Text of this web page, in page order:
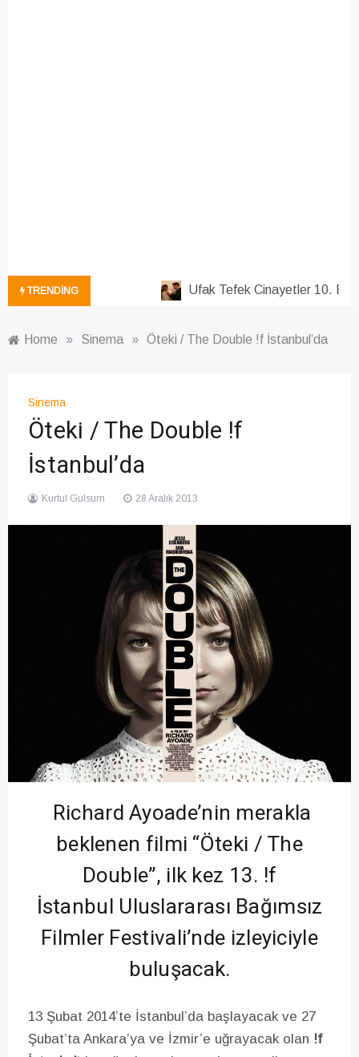
TRENDING Ufak Tefek Cinayetler 10.
Home » Sinema » Öteki / The Double !f İstanbul’da
Sinema
Öteki / The Double !f
İstanbul’da
Kurtul Gulsum 28 Aralık 2013
Richard Ayoade’nin merakla
beklenen filmi “Öteki / The
Double”, ilk kez 13. !f
İstanbul Uluslararası Bağımsız
Filmler Festivali’nde izleyiciyle
buluşacak.
13 Şubat 2014’te İstanbul’da başlayacak ve 27
Şubat’ta Ankara’ya ve İzmir’e uğrayacak olan !f